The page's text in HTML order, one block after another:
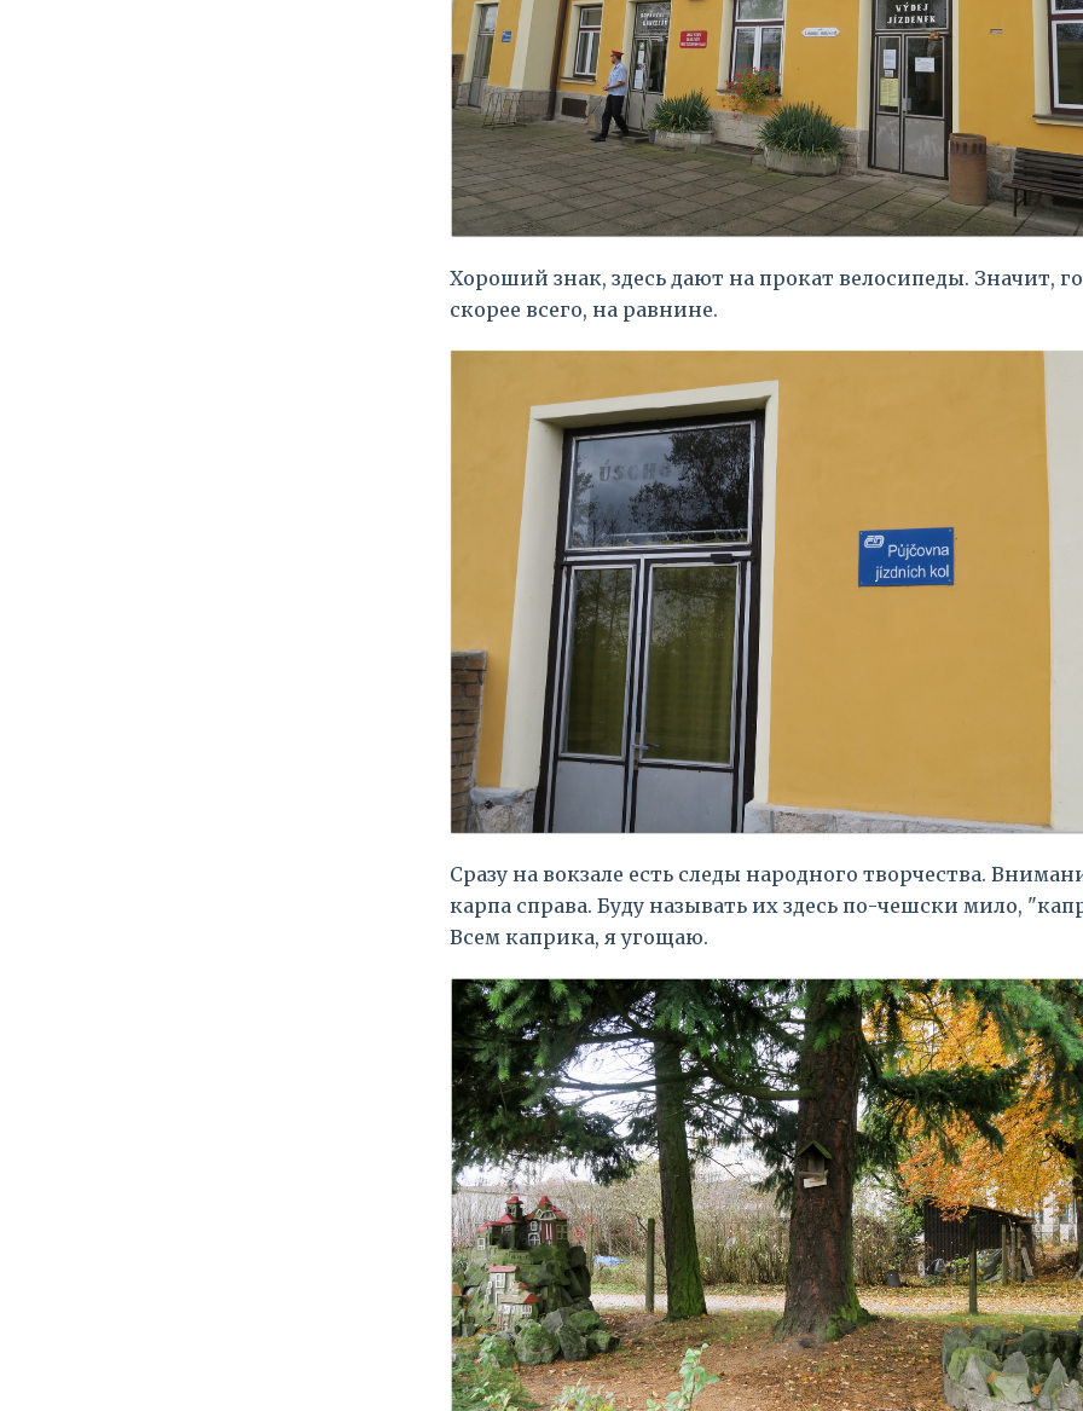
Хороший знак, здесь дают на прокат велосипеды. Значит,
скорее всего, на равнине.
Сразу на вокзале есть следы народного творчества.
карпа справа. Буду называть их здесь по-чешски мило,
Всем каприка, я угощаю.